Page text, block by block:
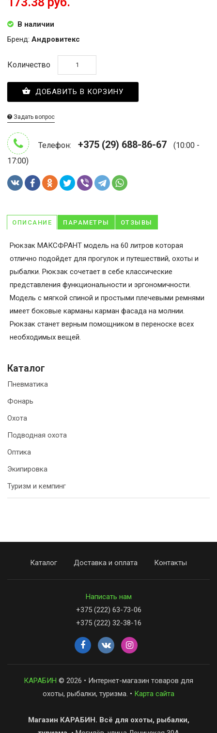
В наличии
Бренд: Андровитекс
Количество
ДОБАВИТЬ В КОРЗИНУ
Задать вопрос
Телефон: +375 (29) 688-86-67
(10:00 -
17:00)
ОПИСАНИЕ ПАРАМЕТРЫ ОТЗЫВЫ
Рюкзак МАКСФРАНТ модель на 60 литров которая
отлично подойдет для прогулок и путешествий, охоты и
рыбалки. Рюкзак сочетает в себе классические
представления функциональности и эргономичности.
Модель с мягкой спиной и простыми плечевыми ремнями
имеет боковые карманы карман фасада на молнии.
Рюкзак станет верным помощником в переноске всех
необходимых вещей.
Каталог
Пневматика
Фонарь
Охота
Подводная охота
Оптика
Экипировка
Туризм и кемпинг
Каталог Доставка и оплата Контакты
Написать нам
+375 (222) 63-73-06
+375 (222) 32-38-16
КАРАБИН © 2026 • Интернет-магазин товаров для
охоты, рыбалки, туризма. • Карта сайта
Магазин КАРАБИН. Всё для охоты, рыбалки,